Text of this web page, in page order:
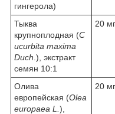
гингерола)
Тыква
крупноплодная (C
ucurbita maxima
Duch .), экстракт
семян 10:1
20 мг
Олива
европейская (Olea
europaea L. ),
20 мг